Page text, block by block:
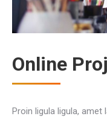
Online
Proin ligula ligula,